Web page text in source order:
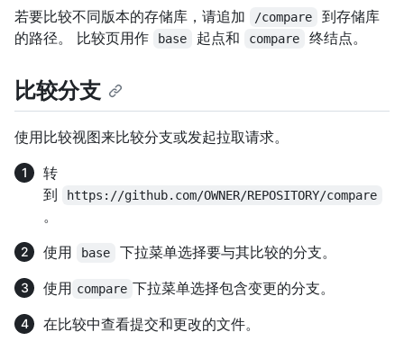
若要比较不同版本的存储库，请追加 /compare
到存储库
的路径。 比较页用作
base 起点和 compare 终结点。
比较分支
使用比较视图来比较分支或发起拉取请求。
转
到
https://github.com/OWNER/REPOSITORY/compare
。
使用
base
下拉菜单选择要与其比较的分支。
使用 compare 下拉菜单选择包含变更的分支。
在比较中查看提交和更改的文件。